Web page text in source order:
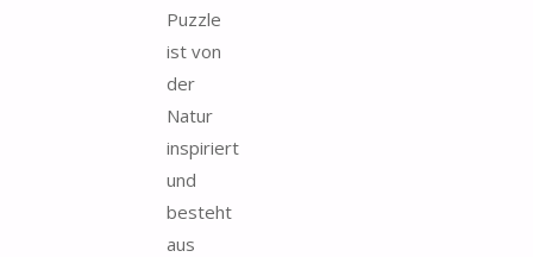
Puzzle
ist von
der
Natur
inspiriert
und
besteht
aus